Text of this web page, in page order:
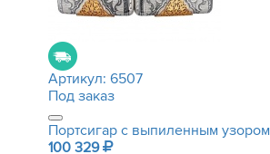
Артикул: 6507
Под заказ
Портсигар с выпиленным узором
100 329